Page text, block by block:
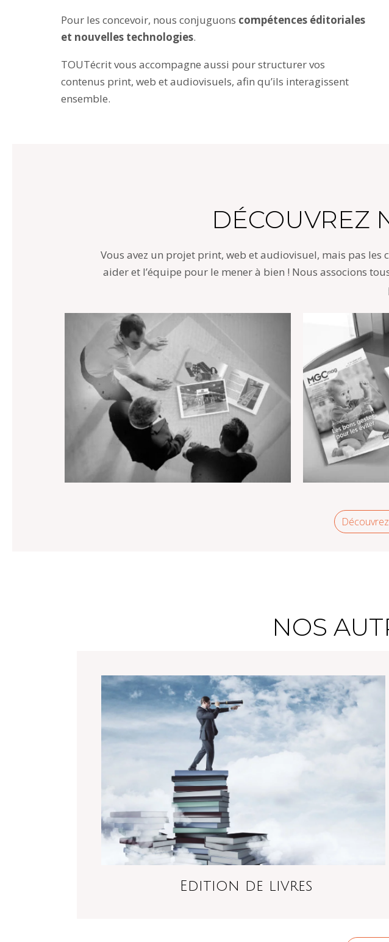
Pour les concevoir, nous conjuguons compétences éditoriales
et nouvelles technologies.
TOUTécrit vous accompagne aussi pour structurer vos
contenus print, web et audiovisuels, afin qu’ils interagissent
ensemble.
DÉCOUVREZ
Vous avez un projet print, web et audiovisuel, mais pas
aider et l’équipe pour le mener à bien ! Nous associons
MGC – MGC
NOS
Edition de livres